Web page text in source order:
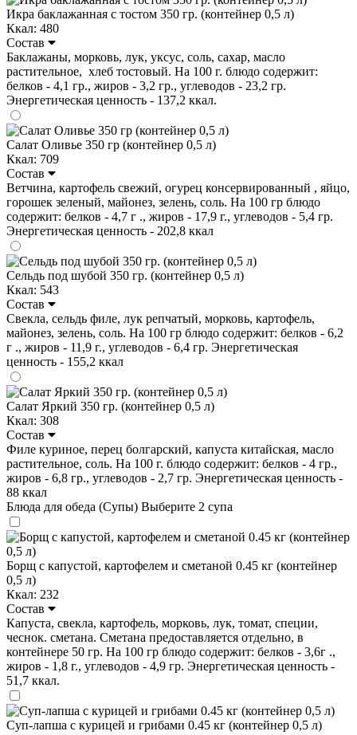
Икра баклажанная с тостом 350 гр. (контейнер 0,5 л)
Ккал: 480
Состав
Баклажаны, морковь, лук, уксус, соль, сахар, масло
растительное, хлеб тостовый. На 100 г. блюдо содержит:
белков - 4,1 гр., жиров - 3,2 гр., углеводов - 23,2 гр.
Энергетическая ценность - 137,2 ккал.
Салат Оливье 350 гр (контейнер 0,5 л)
Ккал: 709
Состав
Ветчина, картофель свежий, огурец консервированный , яйцо,
горошек зеленый, майонез, зелень, соль. На 100 гр блюдо
содержит: белков - 4,7 г ., жиров - 17,9 г., углеводов - 5,4 гр.
Энергетическая ценность - 202,8 ккал
Сельдь под шубой 350 гр. (контейнер 0,5 л)
Ккал: 543
Состав
Свекла, сельдь филе, лук репчатый, морковь, картофель,
майонез, зелень, соль. На 100 гр блюдо содержит: белков - 6,2
г ., жиров - 11,9 г., углеводов - 6,4 гр. Энергетическая
ценность - 155,2 ккал
Салат Яркий 350 гр. (контейнер 0,5 л)
Ккал: 308
Состав
Филе куриное, перец болгарский, капуста китайская, масло
растительное, соль. На 100 г. блюдо содержит: белков - 4 гр.,
жиров - 6,8 гр., углеводов - 2,7 гр. Энергетическая ценность -
88 ккал
Блюда для обеда (Супы) Выберите 2 супа
Борщ с капустой, картофелем и сметаной 0.45 кг (контейнер
0,5 л)
Ккал: 232
Состав
Капуста, свекла, картофель, морковь, лук, томат, специи,
чеснок. сметана. Сметана предоставляется отдельно, в
контейнере 50 гр. На 100 гр блюдо содержит: белков - 3,6г .,
жиров - 1,8 г., углеводов - 4,9 гр. Энергетическая ценность -
51,7 ккал.
Суп-лапша с курицей и грибами 0.45 кг (контейнер 0,5 л)